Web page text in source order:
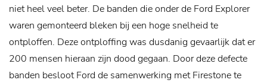
niet heel veel beter. De banden die onder de Ford Explorer
waren gemonteerd bleken bij een hoge snelheid te
ontploffen. Deze ontploffing was dusdanig gevaarlijk dat er
200 mensen hieraan zijn dood gegaan. Door deze defecte
banden besloot Ford de samenwerking met Firestone te